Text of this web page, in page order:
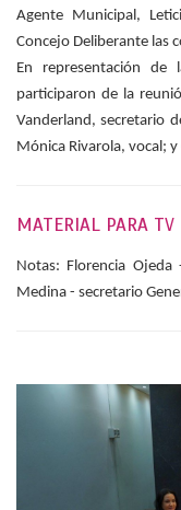
Agente Municipal,
Concejo Deliberante las
En representación de
participaron de la
Vanderland, secretario
Mónica Rivarola, vocal; y
MATERIAL PARA TV
Notas: Florencia
Medina - secretario